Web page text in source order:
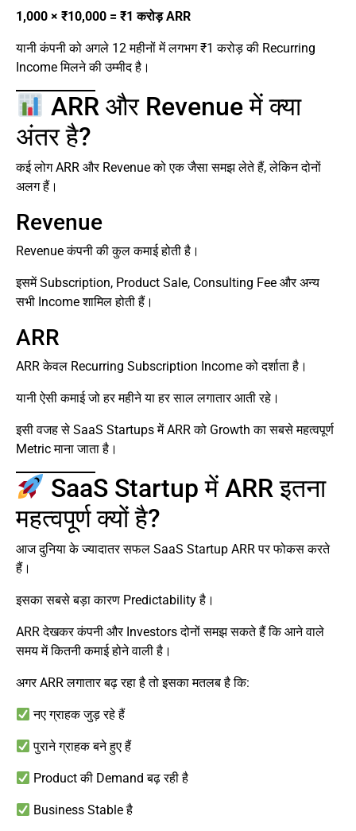
1,000 × ₹10,000 = ₹1 करोड़ ARR
यानी कंपनी को अगले 12 महीनों में लगभग ₹1 करोड़ की Recurring
Income मिलने की उम्मीद है।
ARR और Revenue में क्या
अंतर है?
कई लोग ARR और Revenue को एक जैसा समझ लेते हैं, लेकिन दोनों
अलग हैं।
Revenue
Revenue कंपनी की कुल कमाई होती है।
इसमें Subscription, Product Sale, Consulting Fee और अन्य
सभी Income शामिल होती हैं।
ARR
ARR केवल Recurring Subscription Income को दर्शाता है।
यानी ऐसी कमाई जो हर महीने या हर साल लगातार आती रहे।
इसी वजह से SaaS Startups में ARR को Growth का सबसे महत्वपूर्ण
Metric माना जाता है।
SaaS Startup में ARR इतना
महत्वपूर्ण क्यों है?
आज दुनिया के ज्यादातर सफल SaaS Startup ARR पर फोकस करते
हैं।
इसका सबसे बड़ा कारण Predictability है।
ARR देखकर कंपनी और Investors दोनों समझ सकते हैं कि आने वाले
समय में कितनी कमाई होने वाली है।
अगर ARR लगातार बढ़ रहा है तो इसका मतलब है कि:
नए ग्राहक जुड़ रहे हैं
पुराने ग्राहक बने हुए हैं
Product की Demand बढ़ रही है
Business Stable है